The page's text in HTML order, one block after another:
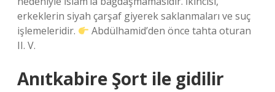
erkeklerin siyah çarşaf giyerek saklanmaları ve suç
işlemeleridir.
Abdülhamid’den önce tahta oturan
II. V.
Anıtkabire Şort ile gidilir